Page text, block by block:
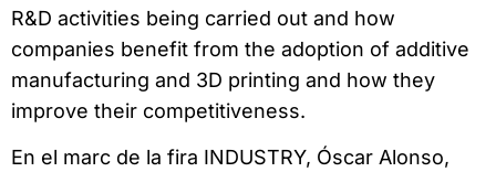
R&D activities being carried out and how
companies benefit from the adoption of additive
manufacturing and 3D printing and how they
improve their competitiveness.
En el marc de la fira INDUSTRY, Óscar Alonso,